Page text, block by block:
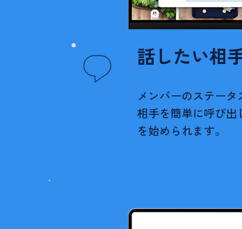
話したい相
メンバーのステータ
相手を簡単に呼び出
を始められます。